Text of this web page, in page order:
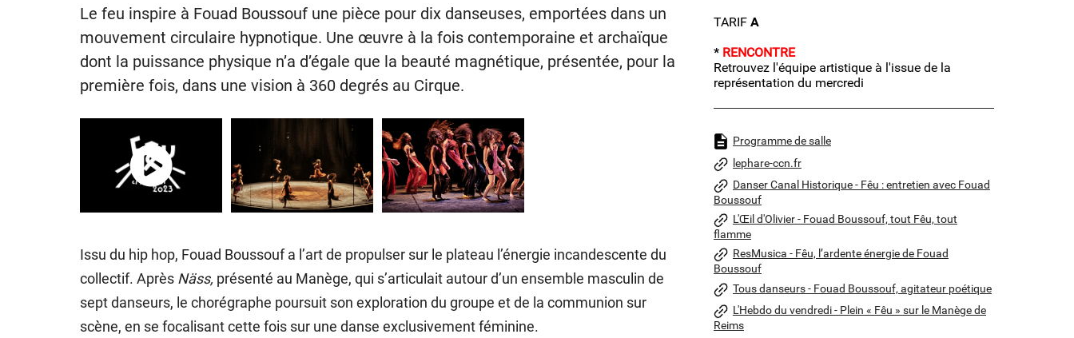
Le feu inspire à Fouad Boussouf une pièce pour dix danseuses, emportées dans un
mouvement circulaire hypnotique. Une œuvre à la fois contemporaine et archaïque
dont la puissance physique n’a d’égale que la beauté magnétique, présentée, pour la
première fois, dans une vision à 360 degrés au Cirque.
Issu du hip hop, Fouad Boussouf a l’art de propulser sur le plateau l’énergie incandescente du
collectif. Après Näss, présenté au Manège, qui s’articulait autour d’un ensemble masculin de
sept danseurs, le chorégraphe poursuit son exploration du groupe et de la communion sur
scène, en se focalisant cette fois sur une danse exclusivement féminine.
TARIF A
* RENCONTRE
Retrouvez l'équipe artistique à l'issue de la
représentation du mercredi
Programme de salle
lephare-ccn.fr
Danser Canal Historique - Fêu : entretien avec Fouad
Boussouf
L'Œil d'Olivier - Fouad Boussouf, tout Fêu, tout
flamme
ResMusica - Fêu, l’ardente énergie de Fouad
Boussouf
Tous danseurs - Fouad Boussouf, agitateur poétique
L'Hebdo du vendredi - Plein « Fêu » sur le Manège de
Reims